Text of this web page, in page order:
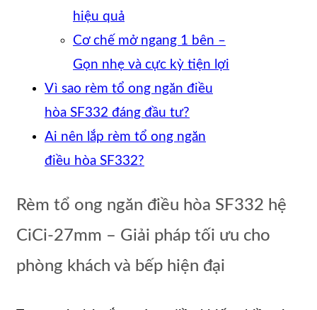
hiệu quả
Cơ chế mở ngang 1 bên –
Gọn nhẹ và cực kỳ tiện lợi
Vì sao rèm tổ ong ngăn điều
hòa SF332 đáng đầu tư?
Ai nên lắp rèm tổ ong ngăn
điều hòa SF332?
Rèm tổ ong ngăn điều hòa SF332 hệ
CiCi-27mm – Giải pháp tối ưu cho
phòng khách và bếp hiện đại